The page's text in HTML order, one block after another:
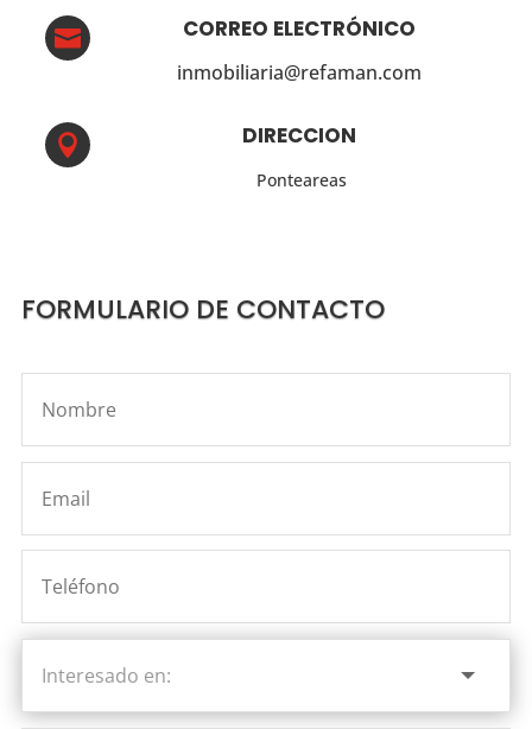
 CORREO ELECTRÓNICO
inmobiliaria@refaman.com
 DIRECCION
Ponteareas
FORMULARIO DE CONTACTO